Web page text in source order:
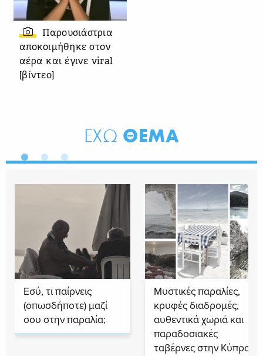
Παρουσιάστρια
αποκοιμήθηκε στον
αέρα και έγινε viral
[βίντεο]
ΕΧΩ ΘΕΜΑ
Εσύ, τι παίρνεις
(οπωσδήποτε) μαζί
σου στην παραλία;
Μυστικές παραλίες,
κρυφές διαδρομές,
αυθεντικά χωριά και
παραδοσιακές
ταβέρνες στην Κύπρο